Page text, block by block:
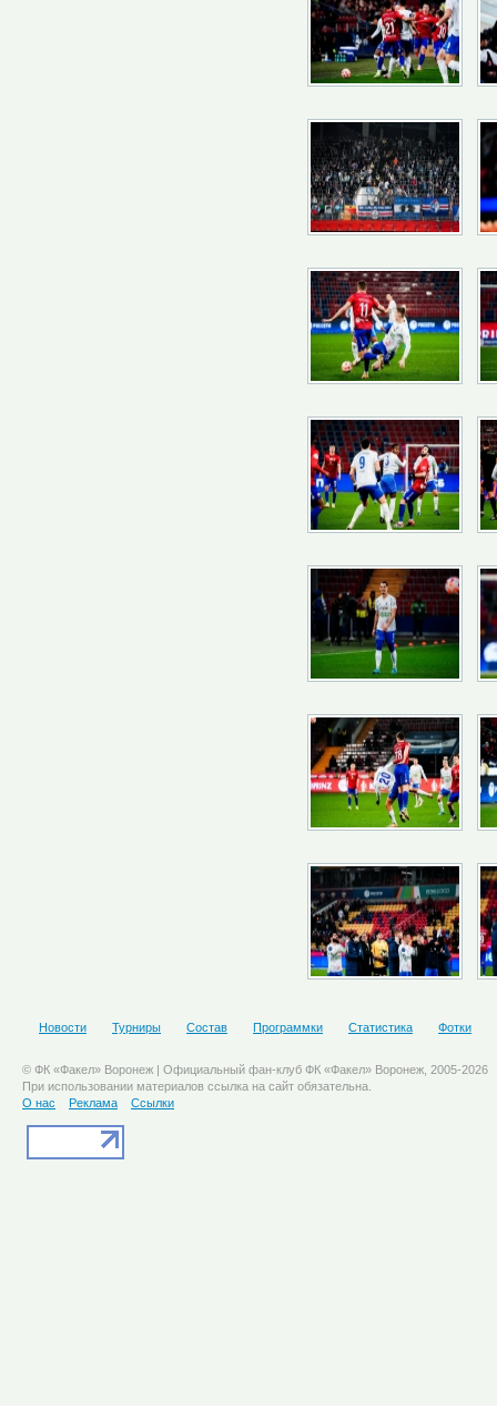
Новости Турниры Состав Программки Статистика Фотки
© ФК «Факел» Воронеж | Официальный фан-клуб ФК «Факел» Воронеж, 2005-2026
При использовании материалов ссылка на сайт обязательна.
О нас
Реклама Ссылки